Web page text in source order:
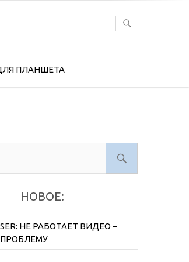
ПЛАНШЕТА
НОВОЕ:
НЕ РАБОТАЕТ ВИДЕО –